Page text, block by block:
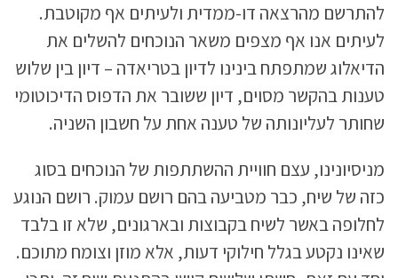
להתרשם מהרצאה דו-ממדית ולעיתים אף מקוטבת.
לעיתים אנו אף מצפים משאר הנוכחים להשלים את
הדיאלוג שמתפתח בינינו לדיון בטריאדה – דיון בין שלוש
טענות בהקשר מסוים, דיון ששובר את הדפוס הדיכוטומי
שחותר לעליונותה של טענה אחת על חשבון השניה.
מניסיונינו, עצם חוויית ההשתתפות של הנוכחים בסוג
כזה של שיח, כבר מטביעה בהם רושם עמוק. רושם הנוגע
לחלופה באשר לשיח בקבוצות ובארגונים, שלא זו בלבד
שאינו נקטע בגלל חילוקי דעות, אלא מוזן וצומח מתוכם.